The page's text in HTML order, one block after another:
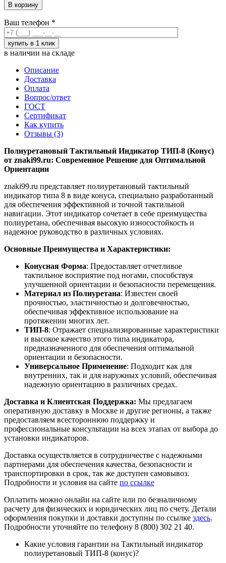
В корзину
Ваш телефон *
в наличии на складе
Описание
Доставка
Оплата
Вопрос/ответ
ГОСТ
Сертификат
Как купить
Отзывы (3)
Полиуретановый Тактильный Индикатор ТИП-8 (Конус)
от znaki99.ru: Современное Решение для Оптимальной
Ориентации
znaki99.ru представляет полиуретановый тактильный
индикатор типа 8 в виде конуса, специально разработанный
для обеспечения эффективной и точной тактильной
навигации. Этот индикатор сочетает в себе преимущества
полиуретана, обеспечивая высокую износостойкость и
надежное руководство в различных условиях.
Основные Преимущества и Характеристики:
Конусная Форма: Предоставляет отчетливое
тактильное восприятие под ногами, способствуя
улучшенной ориентации и безопасности перемещения.
Материал из Полиуретана: Известен своей
прочностью, эластичностью и долговечностью,
обеспечивая эффективное использование на
протяжении многих лет.
ТИП-8: Отражает специализированные характеристики
и высокое качество этого типа индикатора,
предназначенного для обеспечения оптимальной
ориентации и безопасности.
Универсальное Применение: Подходит как для
внутренних, так и для наружных условий, обеспечивая
надежную ориентацию в различных средах.
Доставка и Клиентская Поддержка: Мы предлагаем
оперативную доставку в Москве и другие регионы, а также
предоставляем всестороннюю поддержку и
профессиональные консультации на всех этапах от выбора до
установки индикаторов.
Доставка осуществляется в сотрудничестве с надежными
партнерами для обеспечения качества, безопасности и
транспортировки в срок, так же доступен самовывоз.
Подробности и условия на сайте по ссылке
Оплатить можно онлайн на сайте или по безналичному
расчету для физических и юридических лиц по счету. Детали
оформления покупки и доставки доступны по ссылке здесь.
Подробности уточняйте по телефону 8 (800) 302 21 40.
Какие условия гарантии на Тактильный индикатор
полиуретановый ТИП-8 (конус)?